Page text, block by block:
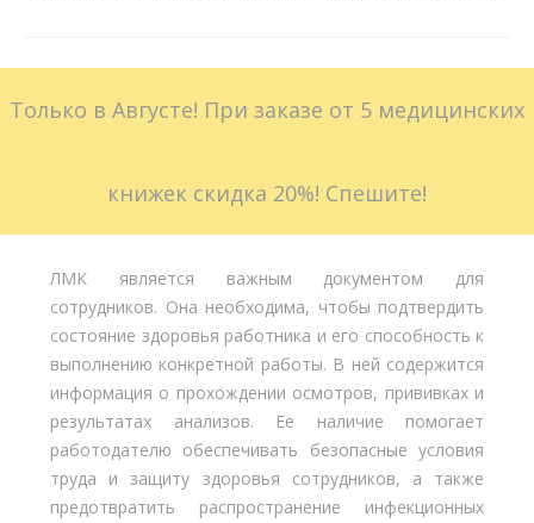
Больничные листы
Стоимость
Акции
Контакты
Только в Августе! При заказе от 5 медицинских
книжек скидка 20%! Спешите!
ЛМК является важным документом для
сотрудников. Она необходима, чтобы подтвердить
состояние здоровья работника и его способность к
выполнению конкретной работы. В ней содержится
информация о прохождении осмотров, прививках и
результатах анализов. Ее наличие помогает
работодателю обеспечивать безопасные условия
труда и защиту здоровья сотрудников, а также
предотвратить распространение инфекционных